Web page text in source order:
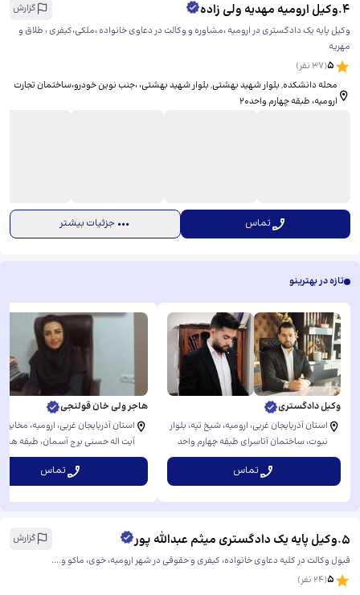
4
.وکیل ارومیه مهدیه ولی زاده
گزارش
وکیل پایه یک دادگستری در ارومیه ،مشاوره و وکالت در دعاوی خانواده ،ملکی،کیفری ، طلاق و
مهریه
5
(
37نفر)
محله دانشکده, بلوار شهید بهشتی, بلوار شهید بهشتی، ​،جنب نوین خودرو،ساختمان تجارت
ارومیه، طبقه چهارم واحد۲۰
تماس جزئیات بیشتر
تازه در بهترینو
وکیل دادگستری
استان آذربایجان غربی، ارومیه، شیخ تپه، بلوار
نبوت، ​ساختمان آتاسرای طبقه چهارم واحد
۲۰
تماس
هاجر ولی خان قولنجی
استان آذربایجان غربی، ارومیه،
آیت اله حسنی برج آسمان، ​طبقه
واحد ۸۰۹
تماس
5
.وکیل پایه یک دادگستری میثم عبدالله پور
گزارش
قبول وکالت در کلیه دعاوی خانواده، کیفری و حقوقی در شهر ارومیه، خوی، ماکو و....
5
(
24نفر)